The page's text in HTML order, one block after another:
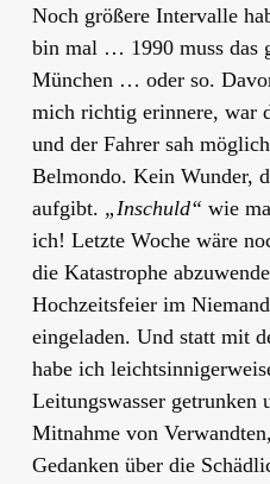
Noch größere Intervalle
bin mal … 1990 muss das
München … oder so.
mich richtig erinnere, war
und der Fahrer sah
Belmondo. Kein Wunder,
aufgibt. „Inschuld“ wie
ich! Letzte Woche wäre
die Katastrophe
Hochzeitsfeier im
eingeladen. Und statt mit
habe ich
Leitungswasser getrunken
Mitnahme von
Gedanken über die